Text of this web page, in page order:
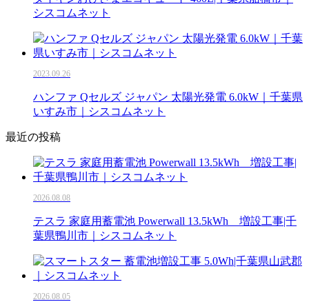
シスコムネット
2023.09.26
ハンファ Qセルズ ジャパン 太陽光発電 6.0kW｜千葉県
いすみ市｜シスコムネット
最近の投稿
2026.08.08
テスラ 家庭用蓄電池 Powerwall 13.5kWh 増設工事|千
葉県鴨川市｜シスコムネット
2026.08.05